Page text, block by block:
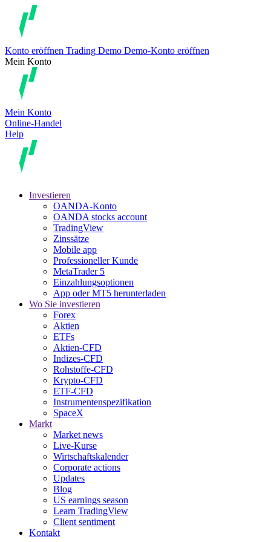
Konto eröffnen Trading Demo Demo-Konto eröffnen
Mein Konto
Mein Konto
Online-Handel
Help
Investieren
OANDA-Konto
OANDA stocks account
TradingView
Zinssätze
Mobile app
Professioneller Kunde
MetaTrader 5
Einzahlungsoptionen
App oder MT5 herunterladen
Wo Sie investieren
Forex
Aktien
ETFs
Aktien-CFD
Indizes-CFD
Rohstoffe-CFD
Krypto-CFD
ETF-CFD
Instrumentenspezifikation
SpaceX
Markt
Market news
Live-Kurse
Wirtschaftskalender
Corporate actions
Updates
Blog
US earnings season
Learn TradingView
Client sentiment
Kontakt